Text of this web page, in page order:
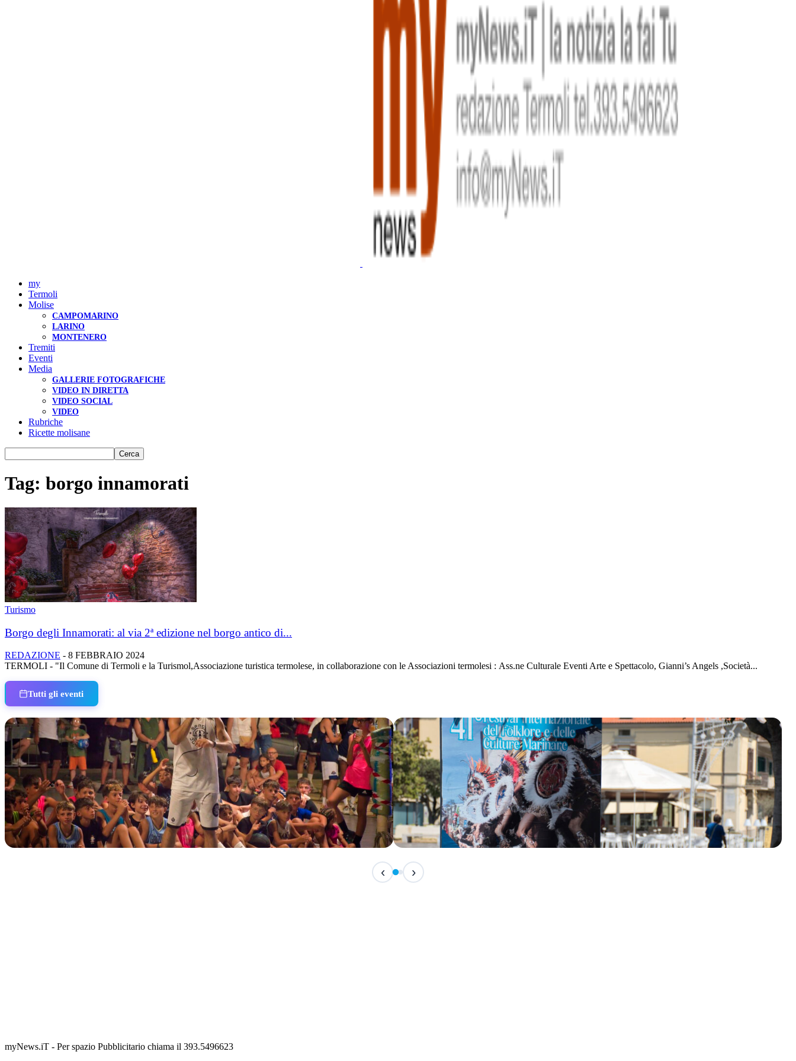
my
Termoli
Molise
CAMPOMARINO
LARINO
MONTENERO
Tremiti
Eventi
Media
GALLERIE FOTOGRAFICHE
VIDEO IN DIRETTA
VIDEO SOCIAL
VIDEO
Rubriche
Ricette molisane
Tag: borgo innamorati
Turismo
Borgo degli Innamorati: al via 2ª edizione nel borgo antico di...
REDAZIONE - 8 FEBBRAIO 2024
TERMOLI - "Il Comune di Termoli e la Turismol,Associazione turistica termolese, in collaborazione con le Associazioni termolesi : Ass.ne Culturale Eventi Arte e Spettacolo, Gianni’s Angels ,Società...
Tutti gli eventi
IN ARRIVO
Festival Internazionale del Folklore - 41ª edizione
‹ ›
myNews.iT - Per spazio Pubblicitario chiama il 393.5496623